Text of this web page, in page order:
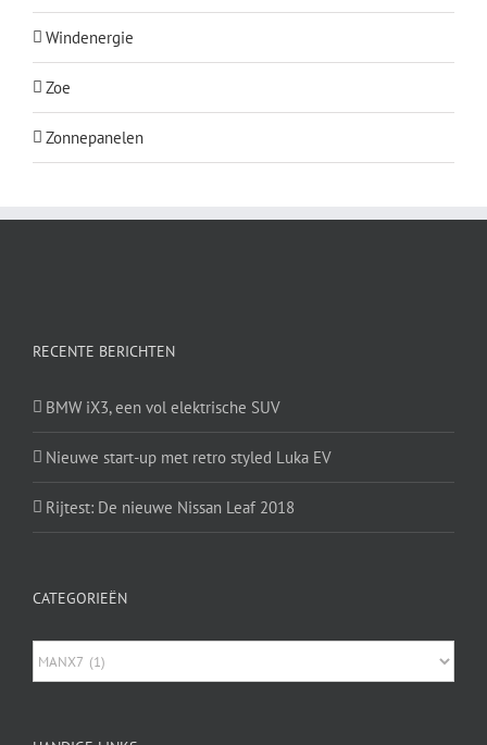
Windenergie
Zoe
Zonnepanelen
RECENTE BERICHTEN
BMW iX3, een vol elektrische SUV
Nieuwe start-up met retro styled Luka EV
Rijtest: De nieuwe Nissan Leaf 2018
CATEGORIEËN
Categorieën